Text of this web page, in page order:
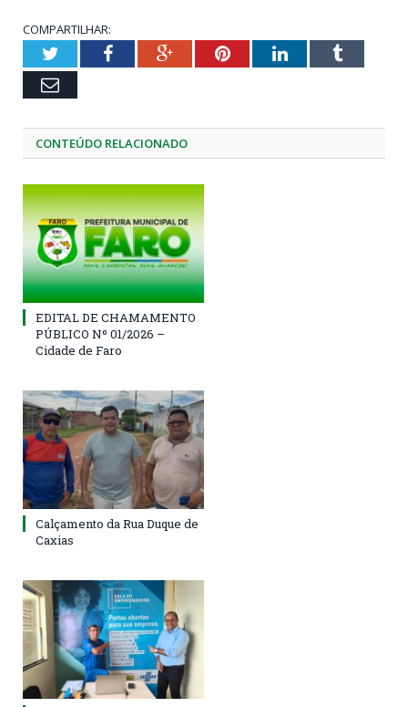
COMPARTILHAR:
TwitterFacebookGoogle+PinterestLinkedInTumblr
Email
CONTEÚDO RELACIONADO
EDITAL DE CHAMAMENTO
PÚBLICO Nº 01/2026 –
Cidade de Faro
Calçamento da Rua Duque de
Caxias